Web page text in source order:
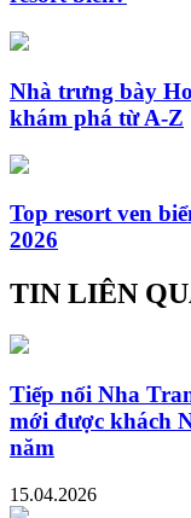
Nhà trưng bày
khám phá từ A-Z
Top resort ven
2026
TIN LIÊN
Tiếp nối Nha
mới được khách
năm
15.04.2026